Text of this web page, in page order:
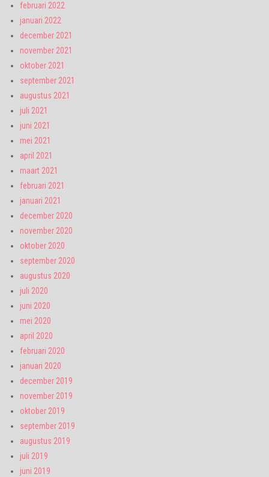
februari 2022
januari 2022
december 2021
november 2021
oktober 2021
september 2021
augustus 2021
juli 2021
juni 2021
mei 2021
april 2021
maart 2021
februari 2021
januari 2021
december 2020
november 2020
oktober 2020
september 2020
augustus 2020
juli 2020
juni 2020
mei 2020
april 2020
februari 2020
januari 2020
december 2019
november 2019
oktober 2019
september 2019
augustus 2019
juli 2019
juni 2019